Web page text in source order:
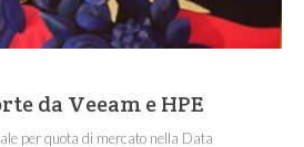
da Veeam e HPE
per quota di mercato nella Data